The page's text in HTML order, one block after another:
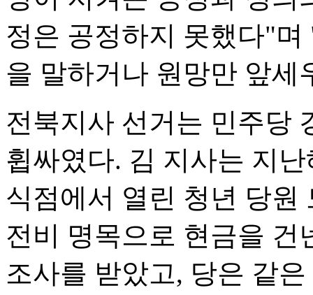
정은 공정하지 못했다"
을 말하거나 원망만 앞
전북지사 선거는 민주당
휩싸였다. 김 지사는 지
식점에서 열린 청년 당원
전비 명목으로 현금을 건
조사를 받았고, 당은 같